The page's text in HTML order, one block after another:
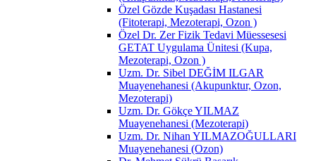
Özel Gözde Kuşadası Hastanesi
(Fitoterapi, Mezoterapi, Ozon )
Özel Dr. Zer Fizik Tedavi Müessesesi
GETAT Uygulama Ünitesi (Kupa,
Mezoterapi, Ozon )
Uzm. Dr. Sibel DEĞİM ILGAR
Muayenehanesi (Akupunktur, Ozon,
Mezoterapi)
Uzm. Dr. Gökçe YILMAZ
Muayenehanesi (Mezoterapi)
Uzm. Dr. Nihan YILMAZOĞULLARI
Muayenehanesi (Ozon)